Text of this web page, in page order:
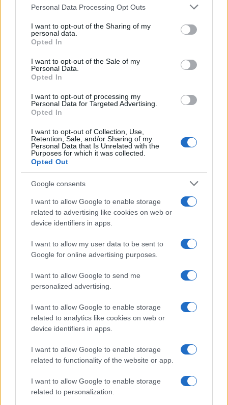
Please note that this website/app uses one or more Google
not limited to your visit or usage behaviour. You may click to
grant or deny consent to Google and its third-party tags to
use your data for below specified purposes in below Google
consent section.
Personal Data Processing Opt Outs
I want to opt-out of the Sharing of my
personal data.
Opted In
I want to opt-out of the Sale of my
Personal Data.
Opted In
I want to opt-out of processing my
Personal Data for Targeted Advertising.
Opted In
I want to opt-out of Collection, Use,
Retention, Sale, and/or Sharing of my
Personal Data that Is Unrelated with the
Purposes for which it was collected.
Opted Out
Google consents
I want to allow Google to enable storage
related to advertising like cookies on web or
device identifiers in apps.
I want to allow my user data to be sent to
Google for online advertising purposes.
I want to allow Google to send me
personalized advertising.
I want to allow Google to enable storage
related to analytics like cookies on web or
device identifiers in apps.
I want to allow Google to enable storage
related to functionality of the website or app.
I want to allow Google to enable storage
related to personalization.
Sigue leyendo
NOTICIAS
Incidente de fuego en la Terminal 2 del aeropuerto